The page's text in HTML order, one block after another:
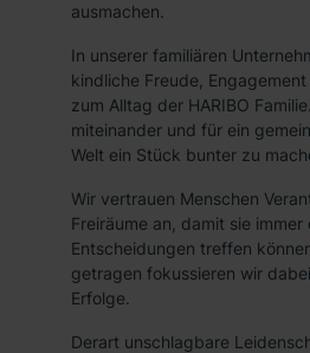
ausmachen.
In unserer familiären
kindliche Freude,
zum Alltag der HARIBO
miteinander und für ein
Welt ein Stück bunter zu
Wir vertrauen Menschen
Freiräume an, damit sie immer
Entscheidungen treffen
getragen fokussieren wir
Erfolge.
Derart unschlagbare